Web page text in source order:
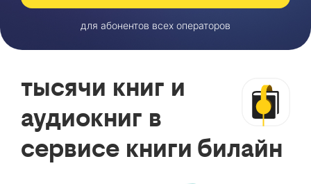
для абонентов всех операторов
тысячи книг и
аудиокниг в
сервисе книги билайн